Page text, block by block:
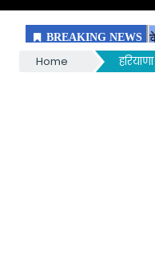
Home हरियाणा